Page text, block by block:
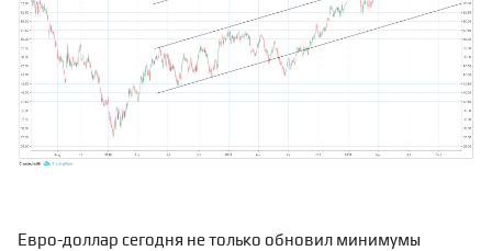
Евро-доллар сегодня не только обновил минимумы